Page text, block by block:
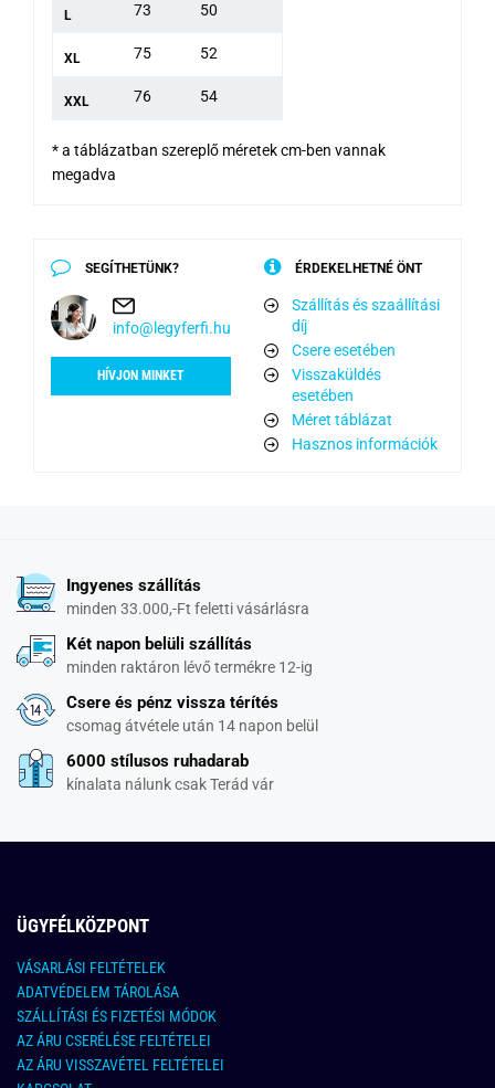
L 73 50
XL 75 52
XXL 76 54
*a táblázatban szereplő méretek cm-ben vannak
megadva
SEGÍTHETÜNK?
info@legyferfi.hu
HÍVJON MINKET
ÉRDEKELHETNÉ ÖNT
Szállítás és szaállítási
díj
Csere esetében
Visszaküldés
esetében
Méret táblázat
Hasznos információk
Ingyenes szállítás
minden 33.000,-Ft feletti vásárlásra
Két napon belüli szállítás
minden raktáron lévő termékre 12-ig
Csere és pénz vissza térítés
csomag átvétele után 14 napon belül
6000 stílusos ruhadarab
kínalata nálunk csak Terád vár
ÜGYFÉLKÖZPONT
VÁSARLÁSI FELTÉTELEK
ADATVÉDELEM TÁROLÁSA
SZÁLLÍTÁSI ÉS FIZETÉSI MÓDOK
AZ ÁRU CSERÉLÉSE FELTÉTELEI
AZ ÁRU VISSZAVÉTEL FELTÉTELEI